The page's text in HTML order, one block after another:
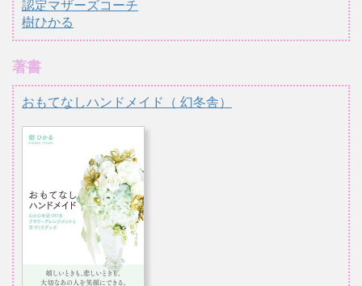
認定マザーズコーチ
樹ひかる
著書
おもてなしハンドメイド（ 幻冬舎）